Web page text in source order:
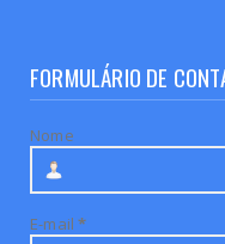
FORMULÁRIO DE
Nome
E-mail*